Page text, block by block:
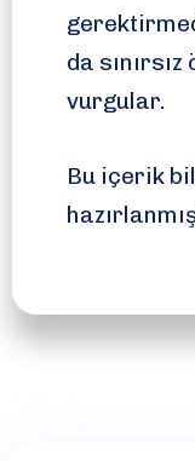
da sınırsız
vurgular.
Bu içerik